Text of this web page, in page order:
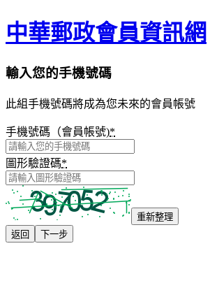
中華郵政會員資訊網
輸入您的手機號碼
此組手機號碼將成為您未來的會員帳號
手機號碼（會員帳號)*
圖形驗證碼*
重新整理
返回
下一步